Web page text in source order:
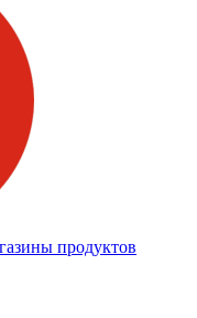
продуктов